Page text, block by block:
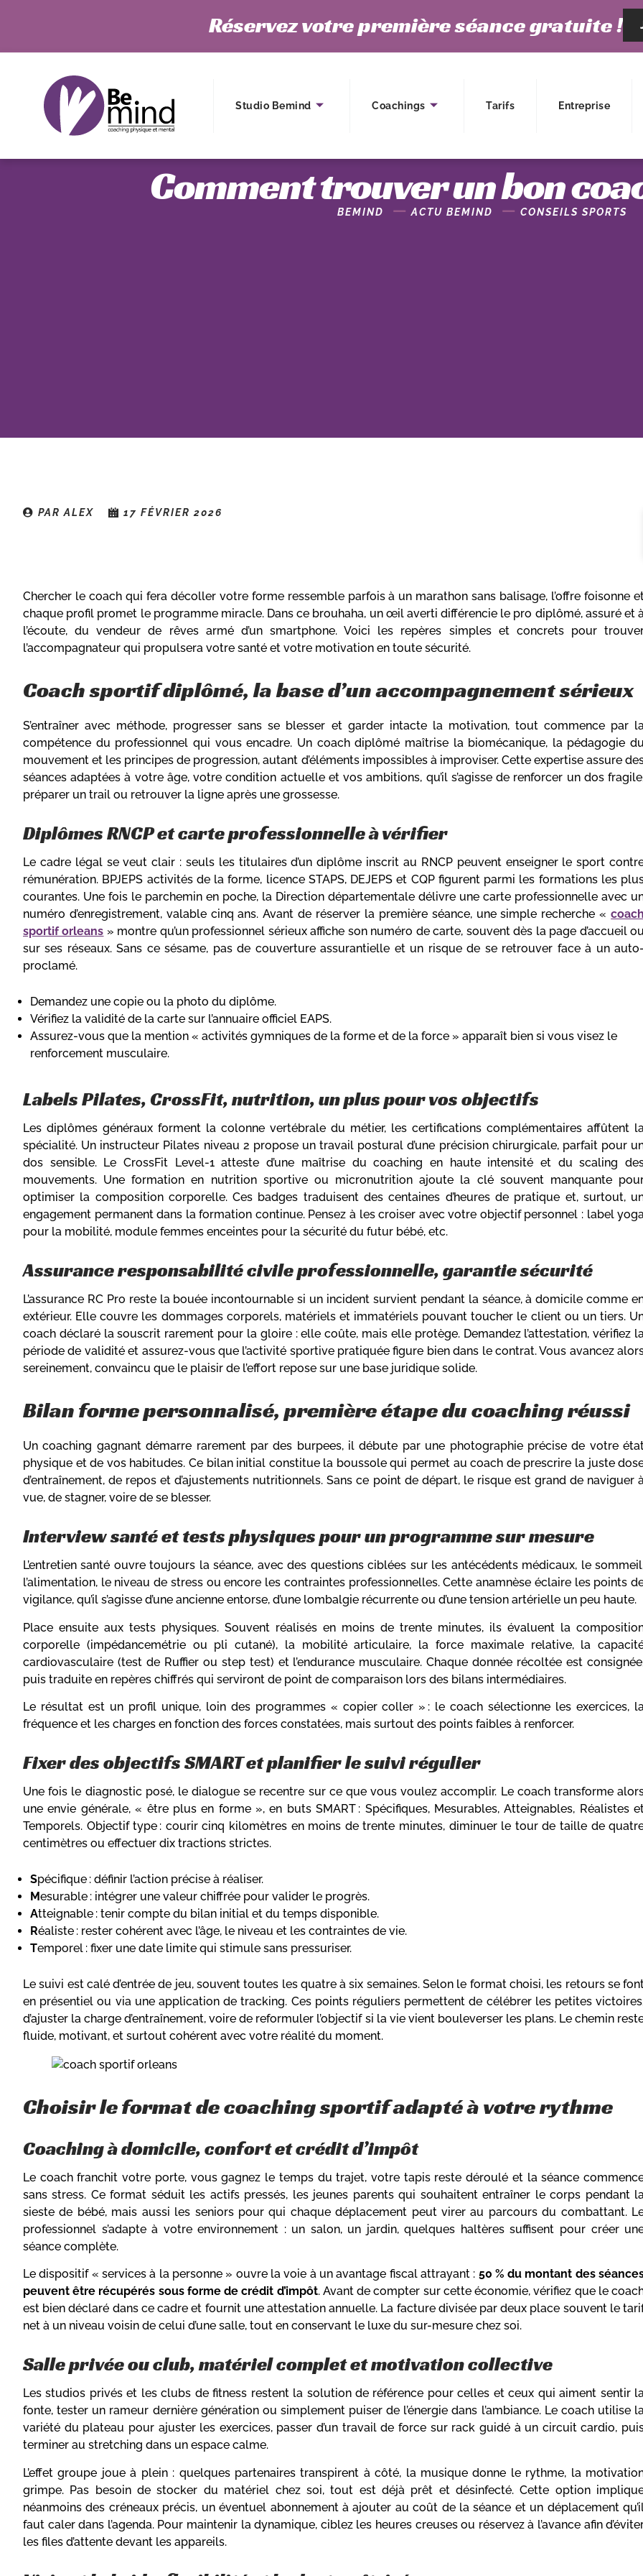
Réservez votre première séance gratuite !
Studio Bemind Coachings Tarifs Entreprise
Comment trouver un bon
BEMIND ACTU BEMIND CONSEILS SPORTS
PAR ALEX 17 FÉVRIER 2026
Chercher le coach qui fera décoller votre forme ressemble parfois à un marathon sans balisage, l’offre foisonne
chaque profil promet le programme miracle. Dans ce brouhaha, un œil averti différencie le pro diplômé, assuré et
l’écoute, du vendeur de rêves armé d’un smartphone. Voici les repères simples et concrets pour
l’accompagnateur qui propulsera votre santé et votre motivation en toute sécurité.
Coach sportif diplômé, la base d’un accompagnement sérieux
S’entraîner avec méthode, progresser sans se blesser et garder intacte la motivation, tout commence par
compétence du professionnel qui vous encadre. Un coach diplômé maîtrise la biomécanique, la pédagogie
mouvement et les principes de progression, autant d’éléments impossibles à improviser. Cette expertise assure
séances adaptées à votre âge, votre condition actuelle et vos ambitions, qu’il s’agisse de renforcer un dos
préparer un trail ou retrouver la ligne après une grossesse.
Diplômes RNCP et carte professionnelle à vérifier
Le cadre légal se veut clair : seuls les titulaires d’un diplôme inscrit au RNCP peuvent enseigner le sport
rémunération. BPJEPS activités de la forme, licence STAPS, DEJEPS et CQP figurent parmi les formations les
courantes. Une fois le parchemin en poche, la Direction départementale délivre une carte professionnelle avec
numéro d’enregistrement, valable cinq ans. Avant de réserver la première séance, une simple recherche «
sportif orleans » montre qu’un professionnel sérieux affiche son numéro de carte, souvent dès la page d’accueil
sur ses réseaux. Sans ce sésame, pas de couverture assurantielle et un risque de se retrouver face à un auto-
proclamé.
Demandez une copie ou la photo du diplôme.
Vérifiez la validité de la carte sur l’annuaire officiel EAPS.
Assurez-vous que la mention « activités gymniques de la forme et de la force » apparaît bien si vous visez le
renforcement musculaire.
Labels Pilates, CrossFit, nutrition, un plus pour vos objectifs
Les diplômes généraux forment la colonne vertébrale du métier, les certifications complémentaires affûtent
spécialité. Un instructeur Pilates niveau 2 propose un travail postural d’une précision chirurgicale, parfait pour
dos sensible. Le CrossFit Level-1 atteste d’une maîtrise du coaching en haute intensité et du scaling
mouvements. Une formation en nutrition sportive ou micronutrition ajoute la clé souvent manquante
optimiser la composition corporelle. Ces badges traduisent des centaines d’heures de pratique et, surtout,
engagement permanent dans la formation continue. Pensez à les croiser avec votre objectif personnel : label
pour la mobilité, module femmes enceintes pour la sécurité du futur bébé, etc.
Assurance responsabilité civile professionnelle, garantie sécurité
L’assurance RC Pro reste la bouée incontournable si un incident survient pendant la séance, à domicile comme
extérieur. Elle couvre les dommages corporels, matériels et immatériels pouvant toucher le client ou un tiers.
coach déclaré la souscrit rarement pour la gloire : elle coûte, mais elle protège. Demandez l’attestation, vérifiez
période de validité et assurez-vous que l’activité sportive pratiquée figure bien dans le contrat. Vous avancez
sereinement, convaincu que le plaisir de l’effort repose sur une base juridique solide.
Bilan forme personnalisé, première étape du coaching réussi
Un coaching gagnant démarre rarement par des burpees, il débute par une photographie précise de votre
physique et de vos habitudes. Ce bilan initial constitue la boussole qui permet au coach de prescrire la juste
d’entraînement, de repos et d’ajustements nutritionnels. Sans ce point de départ, le risque est grand de naviguer
vue, de stagner, voire de se blesser.
Interview santé et tests physiques pour un programme sur mesure
L’entretien santé ouvre toujours la séance, avec des questions ciblées sur les antécédents médicaux, le
l’alimentation, le niveau de stress ou encore les contraintes professionnelles. Cette anamnèse éclaire les points
vigilance, qu’il s’agisse d’une ancienne entorse, d’une lombalgie récurrente ou d’une tension artérielle un peu haute.
Place ensuite aux tests physiques. Souvent réalisés en moins de trente minutes, ils évaluent la
corporelle (impédancemétrie ou pli cutané), la mobilité articulaire, la force maximale relative, la
cardiovasculaire (test de Ruffier ou step test) et l’endurance musculaire. Chaque donnée récoltée est
puis traduite en repères chiffrés qui serviront de point de comparaison lors des bilans intermédiaires.
Le résultat est un profil unique, loin des programmes « copier coller » : le coach sélectionne les exercices,
fréquence et les charges en fonction des forces constatées, mais surtout des points faibles à renforcer.
Fixer des objectifs SMART et planifier le suivi régulier
Une fois le diagnostic posé, le dialogue se recentre sur ce que vous voulez accomplir. Le coach transforme
une envie générale, « être plus en forme », en buts SMART : Spécifiques, Mesurables, Atteignables, Réalistes
Temporels. Objectif type : courir cinq kilomètres en moins de trente minutes, diminuer le tour de taille de
centimètres ou effectuer dix tractions strictes.
Spécifique : définir l’action précise à réaliser.
Mesurable : intégrer une valeur chiffrée pour valider le progrès.
Atteignable : tenir compte du bilan initial et du temps disponible.
Réaliste : rester cohérent avec l’âge, le niveau et les contraintes de vie.
Temporel : fixer une date limite qui stimule sans pressuriser.
Le suivi est calé d’entrée de jeu, souvent toutes les quatre à six semaines. Selon le format choisi, les retours se
en présentiel ou via une application de tracking. Ces points réguliers permettent de célébrer les petites
d’ajuster la charge d’entraînement, voire de reformuler l’objectif si la vie vient bouleverser les plans. Le chemin
fluide, motivant, et surtout cohérent avec votre réalité du moment.
Choisir le format de coaching sportif adapté à votre rythme
Coaching à domicile, confort et crédit d’impôt
Le coach franchit votre porte, vous gagnez le temps du trajet, votre tapis reste déroulé et la séance
sans stress. Ce format séduit les actifs pressés, les jeunes parents qui souhaitent entraîner le corps pendant
sieste de bébé, mais aussi les seniors pour qui chaque déplacement peut virer au parcours du combattant.
professionnel s’adapte à votre environnement : un salon, un jardin, quelques haltères suffisent pour créer
séance complète.
Le dispositif « services à la personne » ouvre la voie à un avantage fiscal attrayant : 50 % du montant des
peuvent être récupérés sous forme de crédit d’impôt. Avant de compter sur cette économie, vérifiez que le
est bien déclaré dans ce cadre et fournit une attestation annuelle. La facture divisée par deux place souvent le
net à un niveau voisin de celui d’une salle, tout en conservant le luxe du sur-mesure chez soi.
Salle privée ou club, matériel complet et motivation collective
Les studios privés et les clubs de fitness restent la solution de référence pour celles et ceux qui aiment sentir
fonte, tester un rameur dernière génération ou simplement puiser de l’énergie dans l’ambiance. Le coach utilise
variété du plateau pour ajuster les exercices, passer d’un travail de force sur rack guidé à un circuit cardio,
terminer au stretching dans un espace calme.
L’effet groupe joue à plein : quelques partenaires transpirent à côté, la musique donne le rythme, la
grimpe. Pas besoin de stocker du matériel chez soi, tout est déjà prêt et désinfecté. Cette option
néanmoins des créneaux précis, un éventuel abonnement à ajouter au coût de la séance et un déplacement
faut caler dans l’agenda. Pour maintenir la dynamique, ciblez les heures creuses ou réservez à l’avance afin
les files d’attente devant les appareils.